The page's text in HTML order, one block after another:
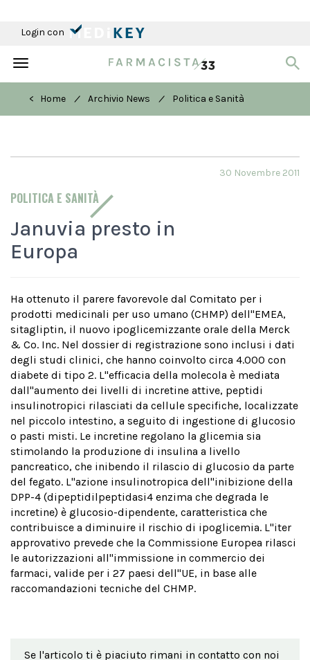
Login con
Toggle
< Home
/ Archivio News / Politica e Sanità
POLITICA E SANITÀ
30 Novembre 2011
Januvia presto in
Europa
Ha ottenuto il parere favorevole dal Comitato per i
prodotti medicinali per uso umano (CHMP) dell''EMEA,
sitagliptin, il nuovo ipoglicemizzante orale della Merck
& Co. Inc. Nel dossier di registrazione sono inclusi i dati
degli studi clinici, che hanno coinvolto circa 4.000 con
diabete di tipo 2. L''efficacia della molecola è mediata
dall''aumento dei livelli di incretine attive, peptidi
insulinotropici rilasciati da cellule specifiche, localizzate
nel piccolo intestino, a seguito di ingestione di glucosio
o pasti misti. Le incretine regolano la glicemia sia
stimolando la produzione di insulina a livello
pancreatico, che inibendo il rilascio di glucosio da parte
del fegato. L''azione insulinotropica dell''inibizione della
DPP-4 (dipeptidilpeptidasi4 enzima che degrada le
incretine) è glucosio-dipendente, caratteristica che
contribuisce a diminuire il rischio di ipoglicemia. L''iter
approvativo prevede che la Commissione Europea rilasci
le autorizzazioni all''immissione in commercio dei
farmaci, valide per i 27 paesi dell''UE, in base alle
raccomandazioni tecniche del CHMP.
Se l'articolo ti è piaciuto rimani in contatto con noi